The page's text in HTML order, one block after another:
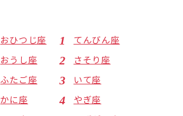
おひつじ座
おうし座
ふたご座
かに座
てんびん座
さそり座
いて座
やぎ座